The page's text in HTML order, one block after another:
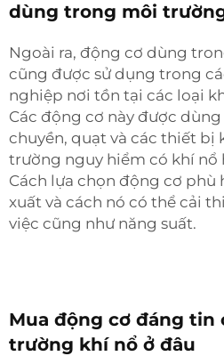
dùng trong môi
Ngoài ra, động cơ dùng
cũng được sử dụng trong
nghiệp nơi tồn tại các loại
Các động cơ này được
chuyền, quạt và các thiết bị
trường nguy hiểm có khí nổ
Cách lựa chọn động cơ phù
xuất và cách nó có thể cải
việc cũng như năng suất.
Mua động cơ đáng tin
trường khí nổ ở đâu